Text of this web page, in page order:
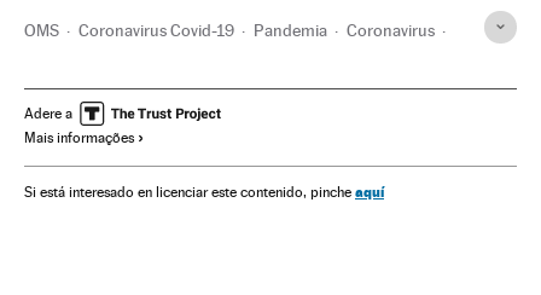
OMS Coronavirus Covid-19 Pandemia Coronavirus
Estados Unidos Joseph Biden
Eleições EUA 2020
George Floyd Protestos sociais Distúrbios raciais
Adere a
Mais informações
Si está interesado en licenciar este contenido, pinche aquí